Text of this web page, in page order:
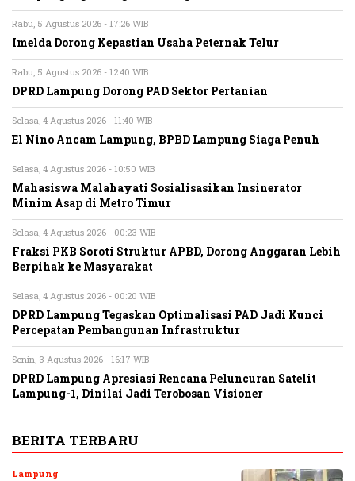
Rabu, 5 Agustus 2026 - 17:26 WIB
Imelda Dorong Kepastian Usaha Peternak Telur
Rabu, 5 Agustus 2026 - 12:40 WIB
DPRD Lampung Dorong PAD Sektor Pertanian
Selasa, 4 Agustus 2026 - 11:40 WIB
El Nino Ancam Lampung, BPBD Lampung Siaga Penuh
Selasa, 4 Agustus 2026 - 10:50 WIB
Mahasiswa Malahayati Sosialisasikan Insinerator
Minim Asap di Metro Timur
Selasa, 4 Agustus 2026 - 00:23 WIB
Fraksi PKB Soroti Struktur APBD, Dorong Anggaran Lebih
Berpihak ke Masyarakat
Selasa, 4 Agustus 2026 - 00:20 WIB
DPRD Lampung Tegaskan Optimalisasi PAD Jadi Kunci
Percepatan Pembangunan Infrastruktur
Senin, 3 Agustus 2026 - 16:17 WIB
DPRD Lampung Apresiasi Rencana Peluncuran Satelit
Lampung-1, Dinilai Jadi Terobosan Visioner
BERITA TERBARU
Lampung